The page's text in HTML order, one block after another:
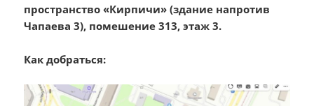
пространство «Кирпичи» (здание напротив
Чапаева 3), помешение 313, этаж 3.
Как добраться: